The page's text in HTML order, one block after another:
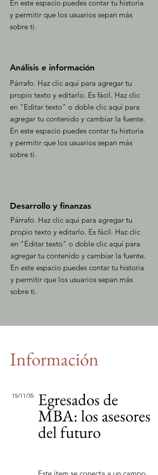
En este espacio puedes contar tu historia
y permitir que los usuarios sepan más
sobre ti.
Análisis e información
Párrafo. Haz clic aquí para agregar tu
propio texto y editarlo. Es fácil. Haz clic
en "Editar texto" o doble clic aquí para
agregar tu contenido y cambiar la fuente.
En este espacio puedes contar tu historia
y permitir que los usuarios sepan más
sobre ti.
Desarrollo y finanzas
Párrafo. Haz clic aquí para agregar tu
propio texto y editarlo. Es fácil. Haz clic
en "Editar texto" o doble clic aquí para
agregar tu contenido y cambiar la fuente.
En este espacio puedes contar tu historia
y permitir que los usuarios sepan más
sobre ti.
Información
15/11/35 Egresados de
MBA: los asesores
del futuro